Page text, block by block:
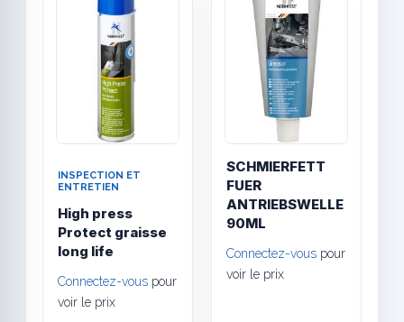
Quick View
INSPECTION ET
ENTRETIEN
High press
Protect graisse
long life
Connectez-vous pour
voir le prix
SCHMIERFETT
FUER
ANTRIEBSWELLE
90ML
Connectez-vous pour
voir le prix